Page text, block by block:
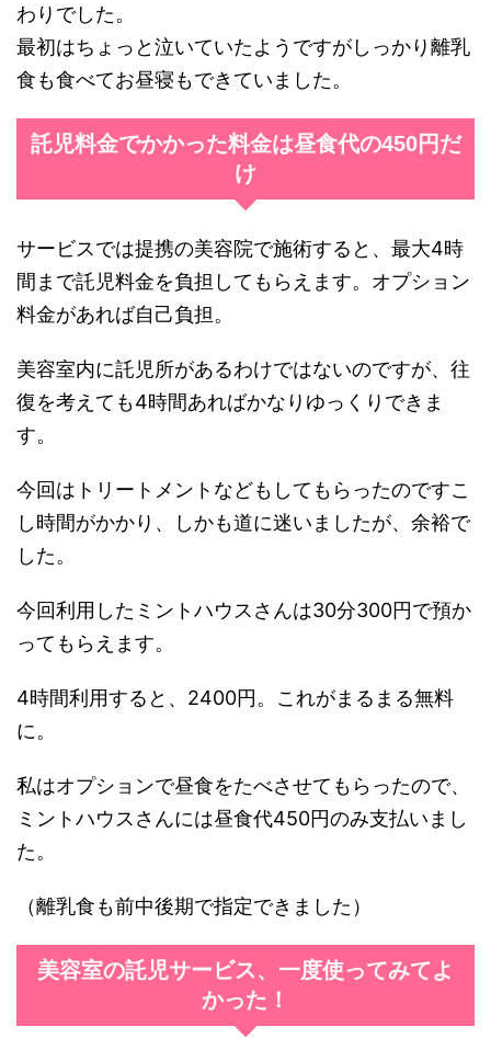
わりでした。
最初はちょっと泣いていたようですがしっかり離乳
食も食べてお昼寝もできていました。
託児料金でかかった料金は昼食代の450円だ
け
サービスでは提携の美容院で施術すると、最大4時
間まで託児料金を負担してもらえます。オプション
料金があれば自己負担。
美容室内に託児所があるわけではないのですが、往
復を考えても4時間あればかなりゆっくりできま
す。
今回はトリートメントなどもしてもらったのですこ
し時間がかかり、しかも道に迷いましたが、余裕で
した。
今回利用したミントハウスさんは30分300円で預か
ってもらえます。
4時間利用すると、2400円。これがまるまる無料
に。
私はオプションで昼食をたべさせてもらったので、
ミントハウスさんには昼食代450円のみ支払いまし
た。
（離乳食も前中後期で指定できました）
美容室の託児サービス、一度使ってみてよ
かった！